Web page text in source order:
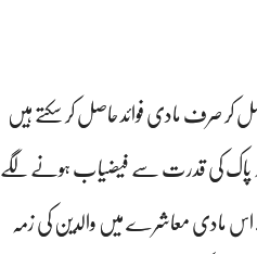
کر صرف مادی فوائد حاصل کر سکتے ہیں
اللہ پاک کی قدرت سے فیضیاب ہونے لگے
اس مادی معاشرے میں والدین کی زمہ